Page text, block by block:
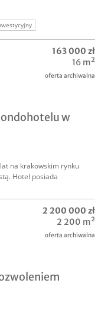
drugi dom
w
na krakowskim rynku
Hotel posiada
163 000 zł
16 m²
oferta archiwalna
2 200 000 zł
2 200 m²
oferta archiwalna